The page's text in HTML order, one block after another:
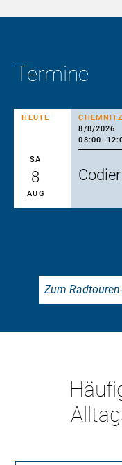
Termine
HEUTE
CHEMNITZ
8/8/2026
08:00–
SA
8
AUG
Zum